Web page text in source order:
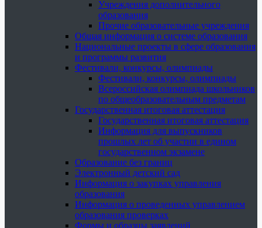
Учреждения дополнительного
образования
Прочие образовательные учреждения
Общая информация о системе образования
Национальные проекты в сфере образования
и программы развития
Фестивали, конкурсы, олимпиады
Фестивали, конкурсы, олимпиады
Всероссийская олимпиада школьников
по общеобразовательным предметам
Государственная итоговая аттестация
Государственная итоговая аттестация
Информация для выпускников
прошлых лет об участии в едином
государственном экзамене
Образование без границ
Электронный детский сад
Информация о закупках управления
образования
Информация о проведенных управлением
образования проверках
Формы и образцы заявлений